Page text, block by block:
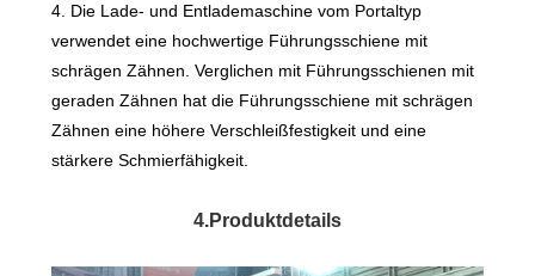
4. Die Lade- und Entlademaschine vom Portaltyp
verwendet eine hochwertige Führungsschiene mit
schrägen Zähnen. Verglichen mit Führungsschienen mit
geraden Zähnen hat die Führungsschiene mit schrägen
Zähnen eine höhere Verschleißfestigkeit und eine
stärkere Schmierfähigkeit.
4.Produktdetails